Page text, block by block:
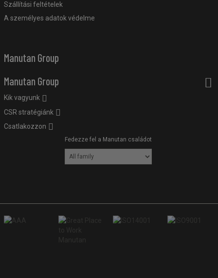
Szállítási feltételek
A személyes adatok védelme
Manutan Group
Manutan Group
Kik vagyunk
CSR stratégiánk
Csatlakozzon
Fedezze fel a Manutan családot